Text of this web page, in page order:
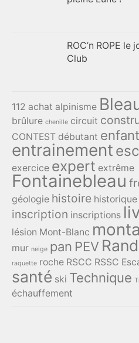
ROC’n ROPE le
Club
112 achat alpinisme
brûlure chenille circuit
CONTEST débutant enfant
entrainement
exercice expert extrême
Fontainebleau
géologie histoire historique
inscription inscriptions
lésion Mont-Blanc
mur neige pan PEV
raquette roche RSCC RSSC
santé ski Technique
échauffement